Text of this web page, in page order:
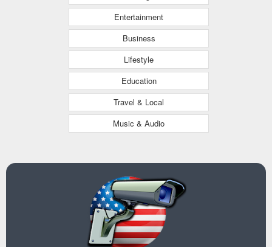
Entertainment
Business
Lifestyle
Education
Travel & Local
Music & Audio